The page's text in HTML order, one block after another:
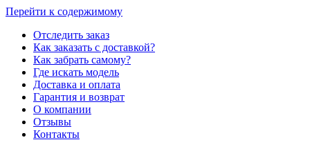
Перейти к содержимому
Отследить заказ
Как заказать с доставкой?
Как забрать самому?
Где искать модель
Доставка и оплата
Гарантия и возврат
О компании
Отзывы
Контакты